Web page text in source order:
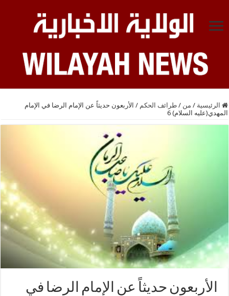
الرئيسية / من / طرائف الحكم / الأربعون حديثاً عن الإمام الرضا في الإمام
المهدي(عليه السلام) 6
الأربعون حديثاً عن الإمام الرضا في